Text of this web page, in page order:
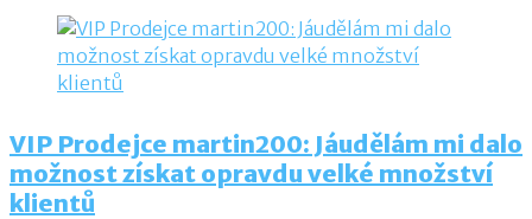
VIP Prodejce martin200: Jáudělám mi dalo
možnost získat opravdu velké množství
klientů